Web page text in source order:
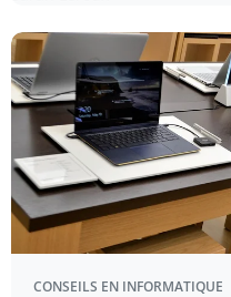
CONSEILS EN INFORMATIQUE